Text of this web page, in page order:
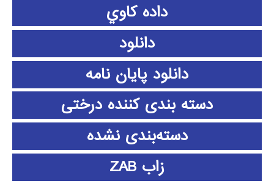
داده كاوي
دانلود
دانلود پايان نامه
دسته بندی کننده درختی
دسته‌بندی نشده
زاب ZAB